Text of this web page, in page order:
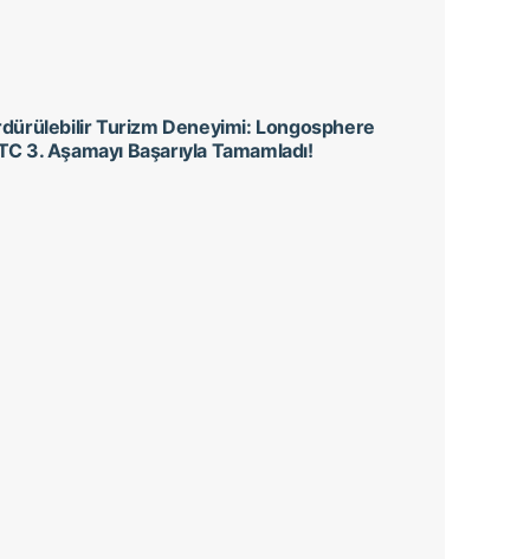
Turizm Deneyimi: Longosphere
3. Aşamayı Başarıyla Tamamladı!